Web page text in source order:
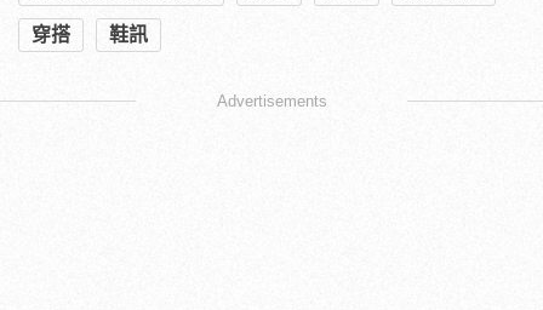
穿搭 鞋訊
Advertisements